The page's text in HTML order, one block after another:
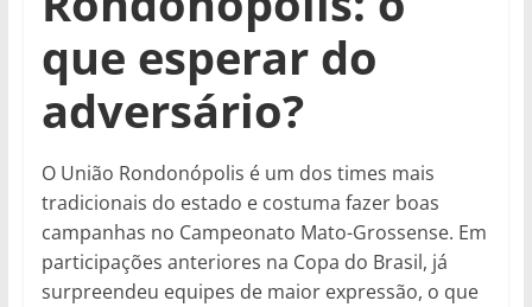
que esperar do
adversário?
O União Rondonópolis é um dos times mais
tradicionais do estado e costuma fazer boas
campanhas no Campeonato Mato-Grossense. Em
participações anteriores na Copa do Brasil, já
surpreendeu equipes de maior expressão, o que